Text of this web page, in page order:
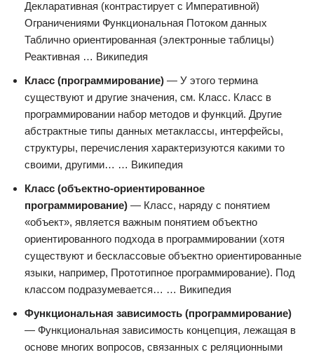
Декларативная (контрастирует с Императивной)
Ограничениями Функциональная Потоком данных
Таблично ориентированная (электронные таблицы)
Реактивная … Википедия
Класс (программирование) — У этого термина
существуют и другие значения, см. Класс. Класс в
программировании набор методов и функций. Другие
абстрактные типы данных метаклассы, интерфейсы,
структуры, перечисления характеризуются какими то
своими, другими… … Википедия
Класс (объектно-ориентированное
программирование) — Класс, наряду с понятием
«объект», является важным понятием объектно
ориентированного подхода в программировании (хотя
существуют и бесклассовые объектно ориентированные
языки, например, Прототипное программирование). Под
классом подразумевается… … Википедия
Функциональная зависимость (программирование)
— Функциональная зависимость концепция, лежащая в
основе многих вопросов, связанных с реляционными